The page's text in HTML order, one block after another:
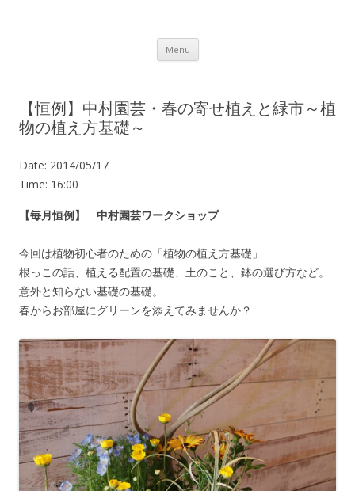
Menu Skip to content
【恒例】中村園芸・春の寄せ植えと緑市～植
物の植え方基礎～
Date: 2014/05/17
Time: 16:00
【毎月恒例】 中村園芸ワークショップ
今回は植物初心者のための「植物の植え方基礎」
根っこの話、植える配置の基礎、土のこと、鉢の選び方など。
意外と知らない基礎の基礎。
春からお部屋にグリーンを添えてみませんか？